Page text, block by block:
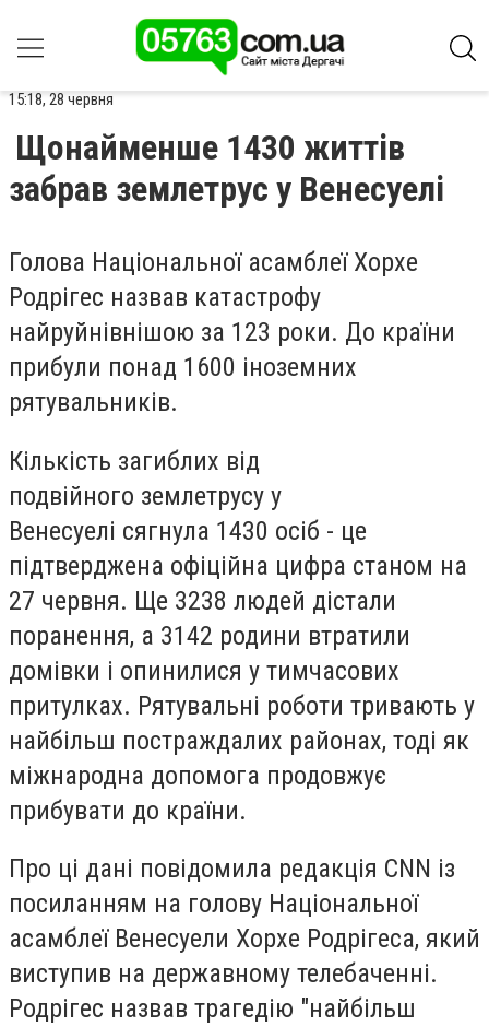
15:18, 28 червня
Щонайменше 1430 життів
забрав землетрус у Венесуелі
Голова Національної асамблеї Хорхе
Родрігес назвав катастрофу
найруйнівнішою за 123 роки. До країни
прибули понад 1600 іноземних
рятувальників.
Кількість загиблих від
подвійного землетрусу у
Венесуелі сягнула 1430 осіб - це
підтверджена офіційна цифра станом на
27 червня. Ще 3238 людей дістали
поранення, а 3142 родини втратили
домівки і опинилися у тимчасових
притулках. Рятувальні роботи тривають у
найбільш постраждалих районах, тоді як
міжнародна допомога продовжує
прибувати до країни.
Про ці дані повідомила редакція CNN із
посиланням на голову Національної
асамблеї Венесуели Хорхе Родрігеса, який
виступив на державному телебаченні.
Родрігес назвав трагедію "найбільш